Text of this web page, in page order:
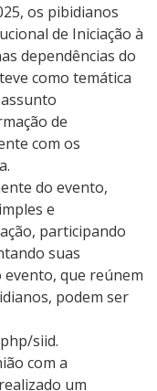
os pibidianos
de Iniciação à
dependências do
como temática
de
com os
do evento,
e
participando
suas
evento, que reúnem
podem ser
siid.
com a
um